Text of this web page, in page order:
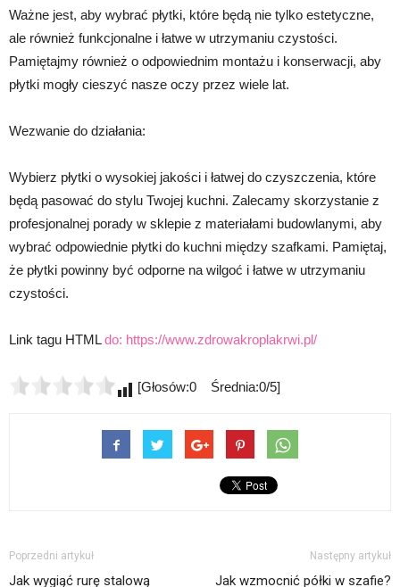
Ważne jest, aby wybrać płytki, które będą nie tylko estetyczne,
ale również funkcjonalne i łatwe w utrzymaniu czystości.
Pamiętajmy również o odpowiednim montażu i konserwacji, aby
płytki mogły cieszyć nasze oczy przez wiele lat.
Wezwanie do działania:
Wybierz płytki o wysokiej jakości i łatwej do czyszczenia, które
będą pasować do stylu Twojej kuchni. Zalecamy skorzystanie z
profesjonalnej porady w sklepie z materiałami budowlanymi, aby
wybrać odpowiednie płytki do kuchni między szafkami. Pamiętaj,
że płytki powinny być odporne na wilgoć i łatwe w utrzymaniu
czystości.
Link tagu HTMLdo: https://www.zdrowakroplakrwi.pl/
[Głosów:0 Średnia:0/5]
Poprzedni artykuł
Jak wygiąć rurę stalową
Następny artykuł
Jak wzmocnić półki w szafie?